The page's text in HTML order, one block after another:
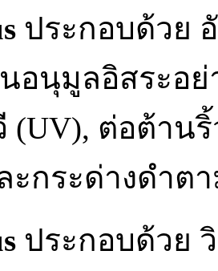
ประกอบด้วย
อนุมูลอิสระอ
(UV), ต่อต้าน
ะกระด่างดำต
ประกอบด้วย